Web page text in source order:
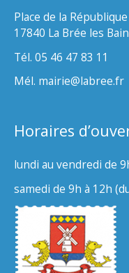
Place de la République
17840 La Brée les
Tél. 05 46 47 83 11
Mél. mairie@labree.fr
Horaires
lundi au vendredi de
samedi de 9h à 12h